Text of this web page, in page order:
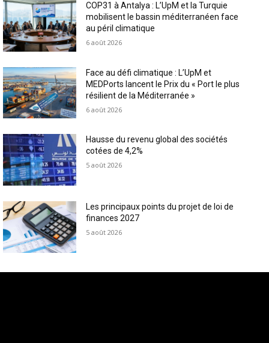
COP31 à Antalya : L’UpM et la Turquie
mobilisent le bassin méditerranéen face
au péril climatique
6 août 2026
Face au défi climatique : L’UpM et
MEDPorts lancent le Prix du « Port le plus
résilient de la Méditerranée »
6 août 2026
Hausse du revenu global des sociétés
cotées de 4,2%
5 août 2026
Les principaux points du projet de loi de
finances 2027
5 août 2026